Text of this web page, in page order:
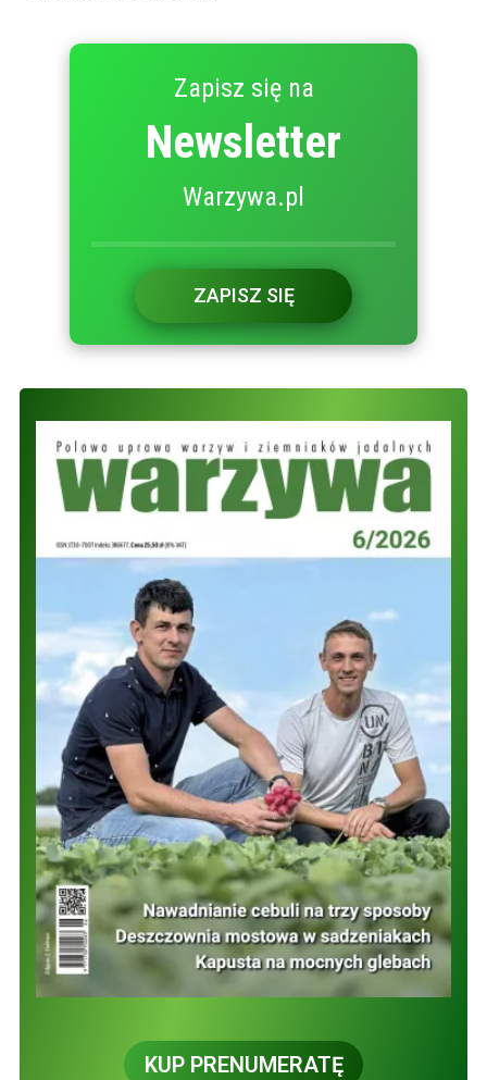
Zapisz się na
Newsletter
Warzywa.pl
ZAPISZ SIĘ
KUP PRENUMERATĘ